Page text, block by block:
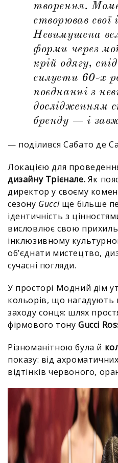
творення.
створював свої
Невимушена
форми через мої
крій одягу,
силуети 60-х
поєднанні з
дослідженням
бренду — і
— поділився Сабато де
Локацією для
дизайну Трієнале. Як
директор у своєму
сезону Gucciще більше
ідентичність з
висловлює свою
інклюзивному
об’єднати мистецтво,
сучасні погляди.
У просторі Модний дім
кольорів, що нагадують
заходу сонця: шлях
фірмового тону Gucci
Різноманітною була й
показу: від ахроматичних
відтінків червоного,